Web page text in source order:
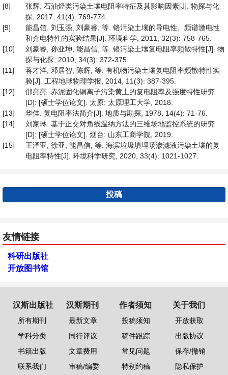
[8]
张辉. 石油烃类污染土壤电阻率特征及其影响因素[J]. 物探与化
探, 2017, 41(4): 769-774.
[9]
能昌信, 刘玉强, 刘豪睿, 等. 铬污染土壤的导电性、频谱激电性
和介电特性的实验结果[J]. 环境科学, 2011, 32(3): 758-765.
[10]
刘豪睿, 孙亚坤, 能昌信, 等. 铬污染土壤复电阻率频散特性[J]. 物
探与化探, 2010, 34(3): 372-375.
[11]
蒋才洋, 邓居智, 陈辉, 等. 有机物污染土壤复电阻率频散特性实
验[J]. 工程地球物理学报, 2014, 11(3): 387-395.
[12]
邵亮亮. 赤泥固化铜离子污染黄土的复电阻率及强度特性研究
[D]: [硕士学位论文]. 太原: 太原理工大学, 2018.
[13]
华佳. 复电阻率法简介[J]. 地质与勘探, 1978, 14(4): 71-76.
[14]
刘家琳. 基于正交对角线温纳方法的三维场地监控系统的研究
[D]: [硕士学位论文]. 烟台: 山东工商学院, 2019.
[15]
王泽亚, 徐亚, 能昌信, 等. 海滨垃圾填埋场渗滤液污染土壤的复
电阻率特性[J]. 环境科学研究, 2020, 33(4): 1021-1027.
投稿
友情链接
科研出版社
开放图书馆
汉斯出版社
所有期刊
学科分类
书籍出版
联系我们
汉斯期刊
最新文章
同行评议
文章费用
审稿/编委
作者须知
投稿须知
稿件跟踪
常见问题
特别约稿
关于我们
开放获取
出版协议
保存/撤销
隐私保护